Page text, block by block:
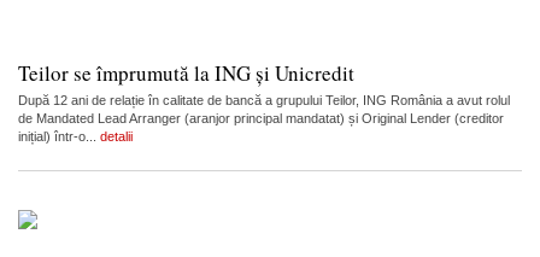
Teilor se împrumută la ING și Unicredit
După 12 ani de relație în calitate de bancă a grupului Teilor, ING România a avut rolul
de Mandated Lead Arranger (aranjor principal mandatat) și Original Lender (creditor
inițial) într-o... detalii